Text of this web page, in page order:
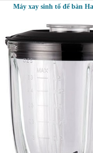
Máy xay sinh tố để bàn